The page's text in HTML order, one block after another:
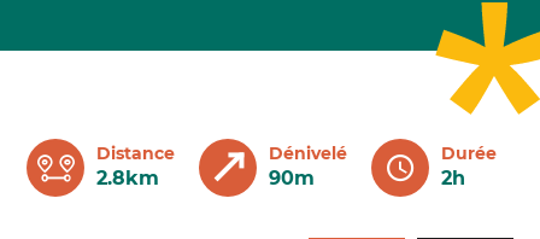
Distance
2.8km
Dénivelé
90m
Durée
2h